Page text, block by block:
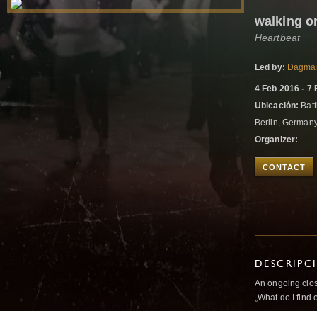
walking
Heartbeat
Led by:
4 Feb 2016 - 7
Ubicación:
Berlin,
Organizer:
CONTACT
An ongoing
„What do I find